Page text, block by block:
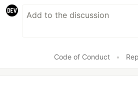
Code of Conduct •